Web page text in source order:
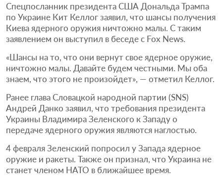
Спецпосланник президента США Дональда Трампа
по Украине Кит Келлог заявил, что шансы получения
Киева ядерного оружия ничтожно малы. С таким
заявлением он выступил в беседе с Fox News.
«Шансы на то, что они вернут свое ядерное оружие,
ничтожно малы. Давайте будем честными. Мы оба
знаем, что этого не произойдет», — отметил Келлог.
Ранее глава Словацкой народной партии (SNS)
Андрей Данко заявил, что требования президента
Украины Владимира Зеленского к Западу о
передаче ядерного оружия являются наглостью.
4 февраля Зеленский попросил у Запада ядерное
оружие и ракеты. Также он признал, что Украина не
станет членом НАТО в ближайшее время.